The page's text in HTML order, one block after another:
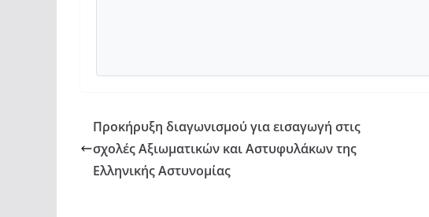
Προκήρυξη διαγωνισμού για εισαγωγή στις
σχολές Αξιωματικών και Αστυφυλάκων της
Ελληνικής Αστυνομίας